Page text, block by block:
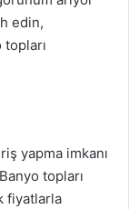
edin,
yapma imkanı
topları
fiyatlarla